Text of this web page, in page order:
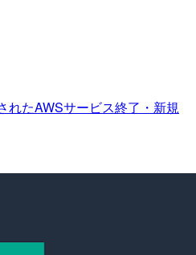
れたAWSサービス終了・新規